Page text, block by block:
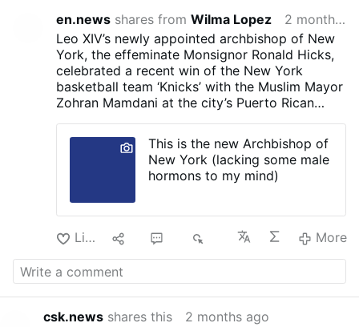
en.news shares fromWilma Lopez
2 months ago
Leo XIV’s newly appointed archbishop of New
York, the effeminate Monsignor Ronald Hicks,
celebrated a recent win of the New York
basketball team ‘Knicks’ with the Muslim Mayor
Zohran Mamdani at the city’s Puerto Rican
during the Eucharist to talk about his
basketball religion again.This is the new Archbishop of
New York (lacking some male
hormons to my mind)
Like More
csk.news shares this
2 months ago